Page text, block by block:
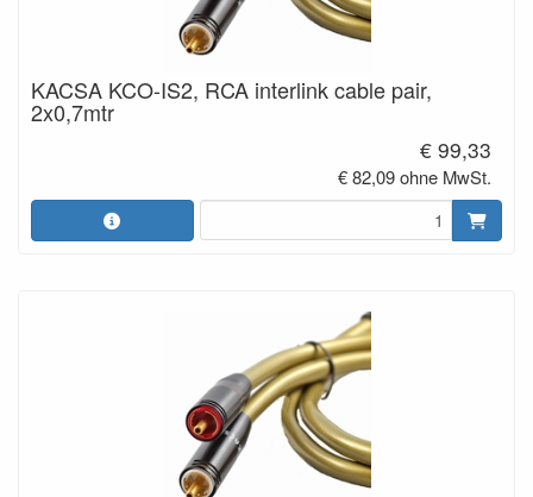
KACSA KCO-IS2, RCA interlink cable pair,
2x0,7mtr
€ 99,33
€ 82,09 ohne MwSt.